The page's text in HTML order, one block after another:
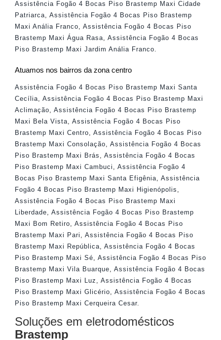
Assistência Fogão 4 Bocas Piso Brastemp Maxi Cidade
Patriarca, Assistência Fogão 4 Bocas Piso Brastemp
Maxi Anália Franco, Assistência Fogão 4 Bocas Piso
Brastemp Maxi Água Rasa, Assistência Fogão 4 Bocas
Piso Brastemp Maxi Jardim Anália Franco.
Atuamos nos bairros da zona centro
Assistência Fogão 4 Bocas Piso Brastemp Maxi Santa
Cecília
Assistência Fogão 4 Bocas Piso Brastemp Maxi
Aclimação
Assistência Fogão 4 Bocas Piso Brastemp
Maxi Bela Vista
Assistência Fogão 4 Bocas Piso
Brastemp Maxi Centro
Assistência Fogão 4 Bocas Piso
Brastemp Maxi Consolação
Assistência Fogão 4 Bocas
Piso Brastemp Maxi Brás
Assistência Fogão 4 Bocas
Piso Brastemp Maxi Cambuci
Assistência Fogão 4
Bocas Piso Brastemp Maxi Santa Efigênia
Assistência
Fogão 4 Bocas Piso Brastemp Maxi Higienópolis
Assistência Fogão 4 Bocas Piso Brastemp Maxi
Liberdade
Assistência Fogão 4 Bocas Piso Brastemp
Maxi Bom Retiro
Assistência Fogão 4 Bocas Piso
Brastemp Maxi Pari
Assistência Fogão 4 Bocas Piso
Brastemp Maxi República
Assistência Fogão 4 Bocas
Piso Brastemp Maxi Sé
Assistência Fogão 4 Bocas Piso
Brastemp Maxi Vila Buarque
Assistência Fogão 4 Bocas
Piso Brastemp Maxi Luz
Assistência Fogão 4 Bocas
Piso Brastemp Maxi Glicério
Assistência Fogão 4 Bocas
Piso Brastemp Maxi Cerqueira Cesar.
Soluções em eletrodomésticos
Brastemp